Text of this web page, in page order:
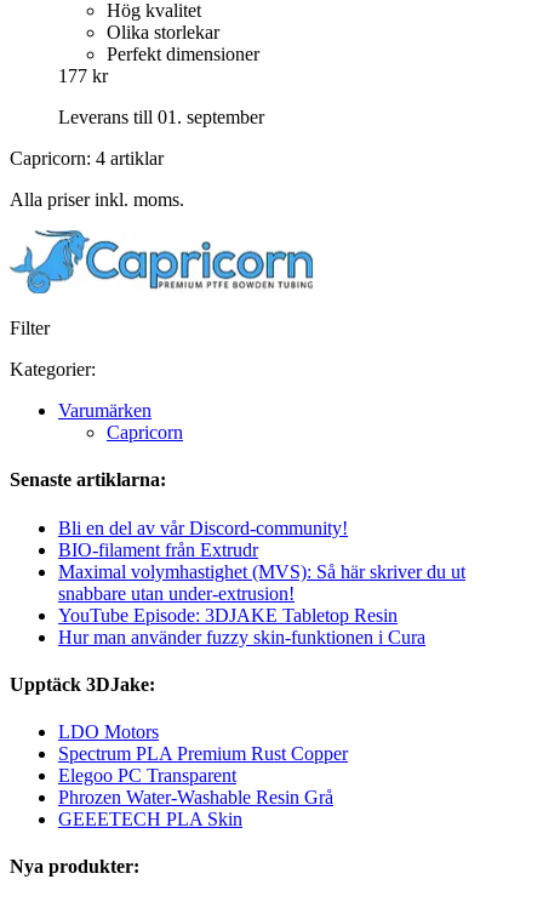
Hög kvalitet
Olika storlekar
Perfekt dimensioner
177 kr
Leverans till 01. september
Capricorn: 4 artiklar
Alla priser inkl. moms.
Filter
Kategorier:
Varumärken
Capricorn
Senaste artiklarna:
Bli en del av vår Discord-community!
BIO-filament från Extrudr
Maximal volymhastighet (MVS): Så här skriver du ut
snabbare utan under-extrusion!
YouTube Episode: 3DJAKE Tabletop Resin
Hur man använder fuzzy skin-funktionen i Cura
Upptäck 3DJake:
LDO Motors
Spectrum PLA Premium Rust Copper
Elegoo PC Transparent
Phrozen Water-Washable Resin Grå
GEEETECH PLA Skin
Nya produkter: